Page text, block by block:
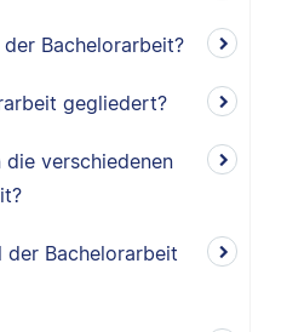
Bachelorarbeit?
gegliedert?
die verschiedenen
der Bachelorarbeit